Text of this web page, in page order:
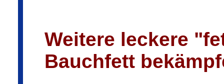
Weitere leckere
Bauchfett